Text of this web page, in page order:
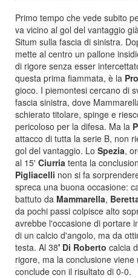
Primo tempo che vede subito
va vicino al gol del vantaggio
Situm sulla fascia di sinistra.
mette al centro un pallone
di rigore senza esser
questa prima fiammata, è la
gioco. I piemontesi cercano di
fascia sinistra, dove
schierato titolare, spinge e
pericoloso per la difesa. Ma la
attacco di tutta la serie B, non
gol del vantaggio. Lo Spezia,
al 15' Ciurria tenta la
Pigliacelli non si fa
spreca una buona occasione:
battuto da Mammarella,
da pochi passi colpisce alto
avrebbe l'occasione di portare
di un calcio d'angolo, ma da
testa. Al 38' Di Roberto calcia
rigore, ma la conclusione
conclude con il risultato di 0-0.